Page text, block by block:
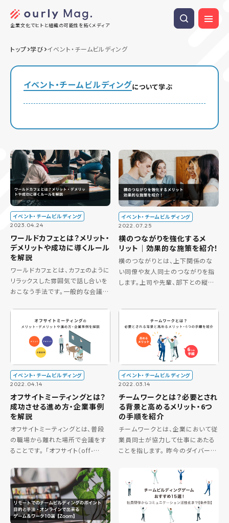
企業文化でヒトと組織の可能性を拓くメディア
トップ 学び イベント・チームビルディング
イベント・チームビルディングについて学ぶ
イベント・チームビルディング
2023.04.24
ワールドカフェとは？メリット・
デメリットや成功に導くルール
を解説
ワールドカフェとは、カフェのように
リラックスした雰囲気で話し合いを
おこなう手法です。一般的な会議と
て会話を楽しみながら自由に意見
を出し合います。ビジネスの場にお
いても、新しいアイデアを生み […]
イベント・チームビルディング
2022.07.25
横のつながりを強化するメ
リット｜効果的な施策を紹介！
横のつながりとは、上下関係のな
い同僚や友人同士のつながりを指
します。上司や先輩、部下との縦の
す。 横のつながりが深まると、社員
のやる気や仕事へのやりがいが向
上 […]
イベント・チームビルディング
2022.04.14
オフサイトミーティングとは？
成功させる進め方・企業事例
を解説
オフサイトミーティングとは、普段
の職場から離れた場所で会議をす
ることです。 「オフサイト（off-
意味します。 異なる環境で会議を
実施することで新たな発想・アイデ
アにつながるなどの […]
イベント・チームビルディング
2022.03.14
チームワークとは？必要とされ
る背景と高めるメリット・6つ
の手順を紹介
チームワークとは、企業において従
業員同士が協力して仕事にあたる
ことを指します。 昨今のダイバーシ
値観を持つ人と相互作用しながら
仕事をするのが当たり前になって
きました。 チームワークのメリッ
[…]